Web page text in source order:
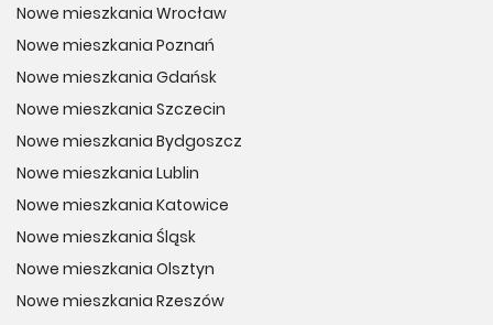
Nowe mieszkania Wrocław
Nowe mieszkania Poznań
Nowe mieszkania Gdańsk
Nowe mieszkania Szczecin
Nowe mieszkania Bydgoszcz
Nowe mieszkania Lublin
Nowe mieszkania Katowice
Nowe mieszkania Śląsk
Nowe mieszkania Olsztyn
Nowe mieszkania Rzeszów